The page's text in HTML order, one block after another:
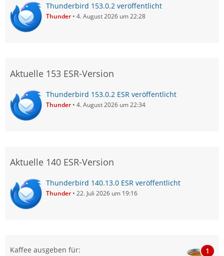
Thunderbird 153.0.2 veröffentlicht
Thunder 4. August 2026 um 22:28
Aktuelle 153 ESR-Version
Thunderbird 153.0.2 ESR veröffentlicht
Thunder 4. August 2026 um 22:34
Aktuelle 140 ESR-Version
Thunderbird 140.13.0 ESR veröffentlicht
Thunder 22. Juli 2026 um 19:16
Kaffee ausgeben für: 1